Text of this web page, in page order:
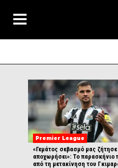
Premier League
«Γεμάτος σεβασμό μας
αποχωρήσει»: Το παρασκήνιο
από τη μετακίνηση του